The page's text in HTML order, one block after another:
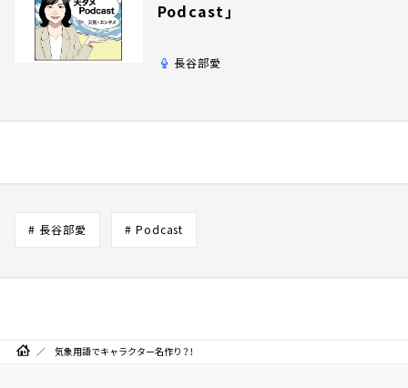
Podcast」
長谷部愛
# 長谷部愛 # Podcast
気象用語でキャラクター名作り？！